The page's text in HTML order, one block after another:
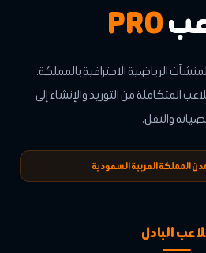
PRO
الرياضية الاحترافية بالمملكة.
المتكاملة من التوريد والإنشاء إلى
والنقل.
المملكة العربية السعودية
البادل